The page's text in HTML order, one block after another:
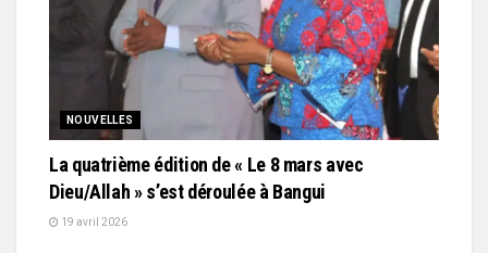
NOUVELLES
La quatrième édition de « Le 8 mars avec
Dieu/Allah » s’est déroulée à Bangui
19 avril 2026